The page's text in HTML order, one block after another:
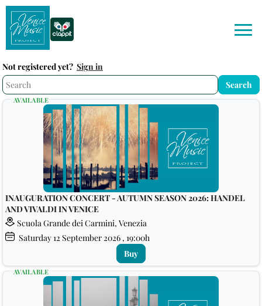
Not registered yet? Sign in
INAUGURATION CONCERT - AUTUMN SEASON 2026: HANDEL
AND VIVALDI IN VENICE
Scuola Grande dei Carmini, Venezia
Saturday12 September 2026 , 19:00h
AVAILABLE
Buy
AVAILABLE